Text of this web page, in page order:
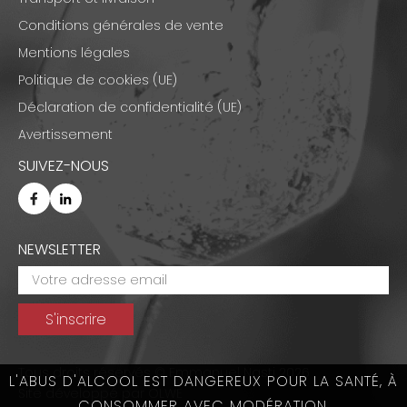
L'ABUS D'ALCOOL EST DANGEREUX POUR LA SANTÉ, À
Conditions générales de vente
Mentions légales
Politique de cookies (UE)
Déclaration de confidentialité (UE)
Avertissement
SUIVEZ-NOUS
NEWSLETTER
Tous droits réservés © Emmanuel Nasti 2026